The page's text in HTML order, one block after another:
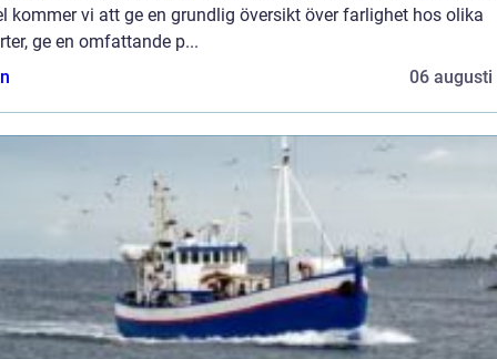
kommer vi att ge en grundlig översikt över farlighet hos olika
ge en omfattande p...
06 augusti